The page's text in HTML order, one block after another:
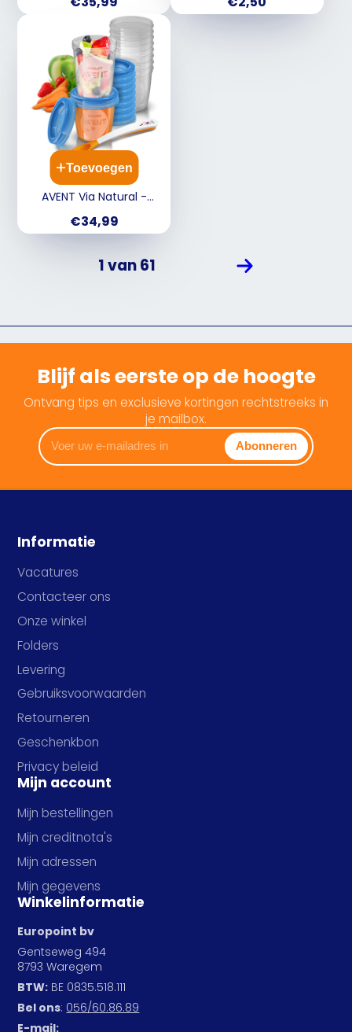
Toevoegen
AVENT Via Natural -
vr voeding 20st.
Prijs
€34,99
1 van 61
Blijf als eerste op de hoogte
Ontvang tips en exclusieve kortingen rechtstreeks in
je mailbox.
Voer
uw
e-
in
Abonneren
Informatie
Vacatures
Contacteer ons
Onze winkel
Folders
Levering
Gebruiksvoorwaarden
Retourneren
Geschenkbon
Privacy beleid
Mijn account
Mijn bestellingen
Mijn creditnota's
Mijn adressen
Mijn gegevens
Winkelinformatie
Europoint bv
Gentseweg 494
8793 Waregem
BTW: BE 0835.518.111
Bel ons: 056/60.86.89
E-mail: